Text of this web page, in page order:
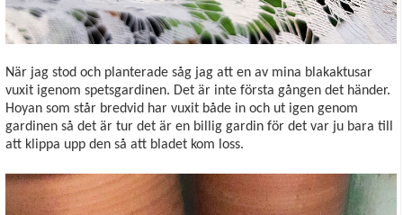
När jag stod och planterade såg jag att en av mina blakaktusar
vuxit igenom spetsgardinen. Det är inte första gången det händer.
Hoyan som står bredvid har vuxit både in och ut igen genom
gardinen så det är tur det är en billig gardin för det var ju bara till
att klippa upp den så att bladet kom loss.